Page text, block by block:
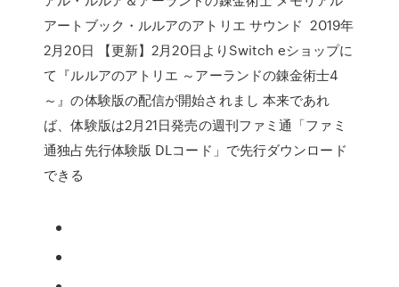
アートブック・ルルアのアトリエ サウンド 2019年
2月20日 【更新】2月20日よりSwitch eショップに
て『ルルアのアトリエ ～アーランドの錬金術士4
～』の体験版の配信が開始されまし 本来であれ
ば、体験版は2月21日発売の週刊ファミ通「ファミ
通独占先行体験版 DLコード」で先行ダウンロード
できる